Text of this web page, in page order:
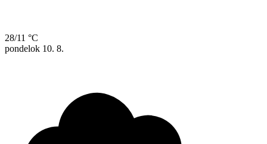
28/11 °C
pondelok 10. 8.